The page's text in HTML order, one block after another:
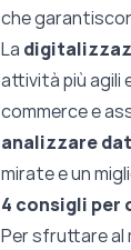
che
La
attività più agili
commerce e
analizzare
mirate e un
4 consigli per
Per sfruttare al